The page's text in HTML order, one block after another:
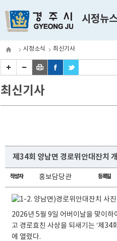
시정뉴
시정소식 최신기사
최신기사
제34회 양남면 경로위안대잔치
작성자 홍보담당관 등록일
2026년 5월 9일 어버이날을 맞이하
고 경로효친 사상을 되새기는 ‘제34
에 열렸다.